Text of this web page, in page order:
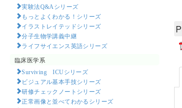
実験法Q&Aシリーズ
もっとよくわかる！シリーズ
イラストレイテッドシリーズ
分子生物学講義中継
ライフサイエンス英語シリーズ
臨床医学系
Surviving ICUシリーズ
ビジュアル基本手技シリーズ
研修チェックノートシリーズ
正常画像と並べてわかるシリーズ